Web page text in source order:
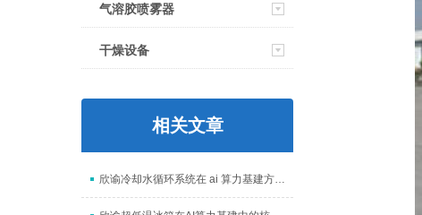
气溶胶喷雾器
干燥设备
相关文章
欣谕冷却水循环系统在 ai 算力基建方面起到什么作用